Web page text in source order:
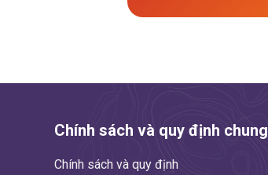
Chính sách và quy định chung
Chính sách và quy định